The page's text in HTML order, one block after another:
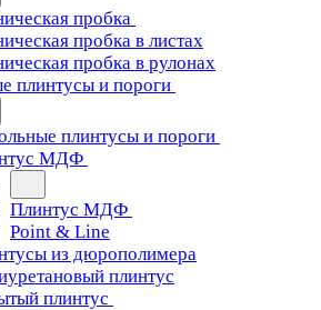
пробка
пробка в листах
пробка в рулонах
плинтусы и пороги
плинтусы и пороги
МДФ
Плинтус МДФ
Point & Line
из дюрополимера
плинтус
плинтус